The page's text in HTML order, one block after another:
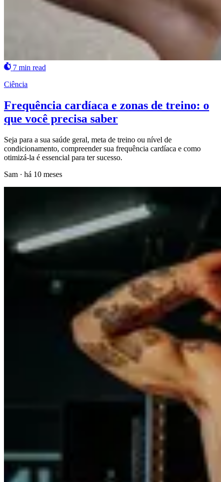
7 min read
Ciência
Frequência cardíaca e zonas de treino: o
que você precisa saber
Seja para a sua saúde geral, meta de treino ou nível de
condicionamento, compreender sua frequência cardíaca e como
otimizá-la é essencial para ter sucesso.
Sam · há 10 meses